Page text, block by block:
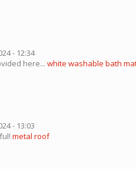
- 12:34
here... white washable bath
- 13:03
metal roof